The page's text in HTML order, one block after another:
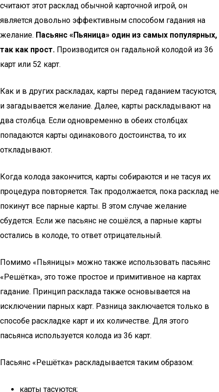
считают этот расклад обычной карточной игрой, он
является довольно эффективным способом гадания на
желание. Пасьянс «Пьяница» один из самых популярных,
так как прост. Производится он гадальной колодой из 36
карт или 52 карт.
Как и в других раскладах, карты перед гаданием тасуются,
и загадывается желание. Далее, карты раскладывают на
два столбца. Если одновременно в обеих столбцах
попадаются карты одинакового достоинства, то их
откладывают.
Когда колода закончится, карты собираются и не тасуя их
процедура повторяется. Так продолжается, пока расклад не
покинут все парные карты. В этом случае желание
сбудется. Если же пасьянс не сошёлся, а парные карты
остались в колоде, то ответ отрицательный.
Помимо «Пьяницы» можно также использовать пасьянс
«Решётка», это тоже простое и примитивное на картах
гадание. Принцип расклада также основывается на
исключении парных карт. Разница заключается только в
способе раскладке карт и их количестве. Для этого
пасьянса используется колода из 36 карт.
Пасьянс «Решётка» раскладывается таким образом:
карты тасуются;